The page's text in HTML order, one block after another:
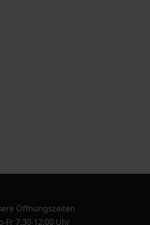
Öffnungszeiten
Fr 7:30-12:00 Uhr